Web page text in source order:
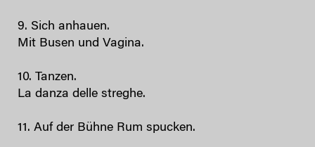
9. Sich anhauen.
Mit Busen und Vagina.
10. Tanzen.
La danza delle streghe.
11. Auf der Bühne Rum spucken.